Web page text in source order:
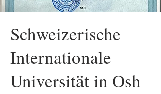
Schweizerische
Internationale
Universität in Osh